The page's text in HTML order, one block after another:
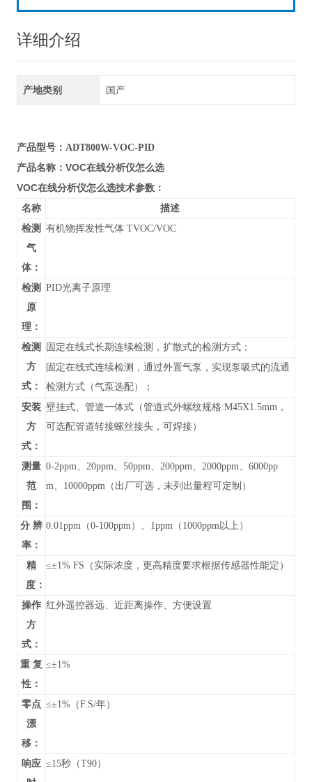
详细介绍
产地类别 国产
产品型号：ADT800W-VOC-PID
产品名称： VOC在线分析仪怎么选
VOC在线分析仪怎么选技术参数：
名称
描述
检测
气
体：
有机物挥发性气体 TVOC/VOC
检测
原
理：
PID光离子原理
检测
方
式：
固定在线式长期连续检测，扩散式的检测方式；
固定在线式连续检测，通过外置气泵，实现泵吸式的流通
检测方式（气泵选配）；
安装
方
式：
壁挂式、管道一体式（管道式外螺纹规格:M45X1.5mm，
可选配管道转接螺丝接头，可焊接）
测量
范
围：
0-2ppm、20ppm、50ppm、200ppm、2000ppm、6000pp
m、10000ppm（ 出厂可选，未列出量程可定制）
分 辨
率：
0.01ppm（0-100ppm）、1ppm（1000ppm以上）
精
度：
≤±1% FS（实际浓度，更高精度要求根据传感器性能定）
操作
方
式：
红外遥控器远、近距离操作、方便设置
重 复
性：
≤±1%
零点
漂
移：
≤±1%（F.S/年）
响应 ≤15秒（T90）